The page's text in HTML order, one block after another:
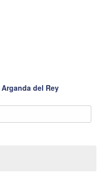
Arganda del Rey